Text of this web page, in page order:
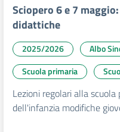
Sciopero 6 e 7
didattiche
2025/2026 Albo
Scuola primaria
Lezioni regolari alla
dell'infanzia modifiche